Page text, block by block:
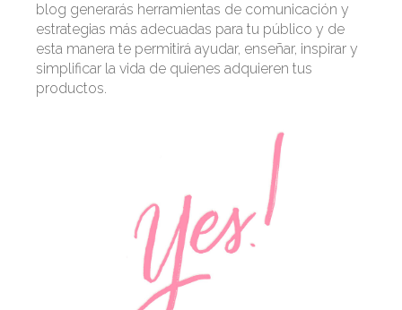
blog generarás herramientas de comunicación y
estrategias más adecuadas para tu público y de
esta manera te permitirá ayudar, enseñar, inspirar y
simplificar la vida de quienes adquieren tus
productos.